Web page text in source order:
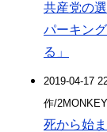
共産党の
パーキン
る」
2019-04-17
作/
死から始